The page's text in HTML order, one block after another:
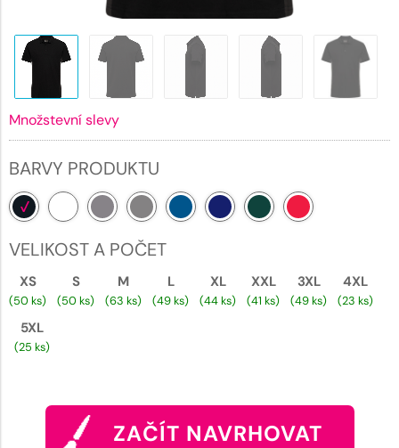
Množstevní slevy
BARVY PRODUKTU
VELIKOST A POČET
XS
(50 ks)
S
(50 ks)
M
(63 ks)
L
(49 ks)
XL
(44 ks)
XXL
(41 ks)
3XL
(49 ks)
4XL
(23 ks)
5XL
(25 ks)
ZAČÍT NAVRHOVAT